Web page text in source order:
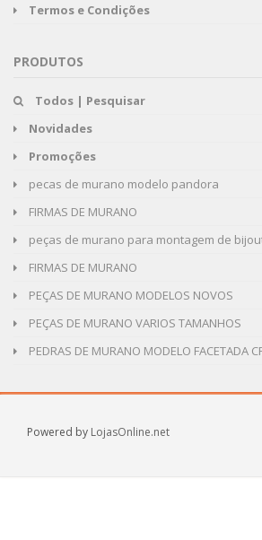
Termos e Condições
PRODUTOS
Todos | Pesquisar
Novidades
Promoções
pecas de murano modelo pandora
FIRMAS DE MURANO
peças de murano para montagem de
FIRMAS DE MURANO
PEÇAS DE MURANO MODELOS NOVOS
PEÇAS DE MURANO VARIOS TAMANHOS
PEDRAS DE MURANO MODELO FACETADA
Powered by LojasOnline.net